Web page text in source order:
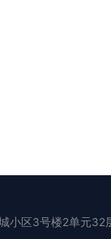
小区3号楼2单元